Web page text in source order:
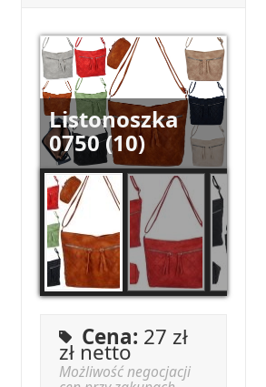
Listonoszka
0750 (10)
Cena: 27 zł
zł netto
Możliwość negocjacji